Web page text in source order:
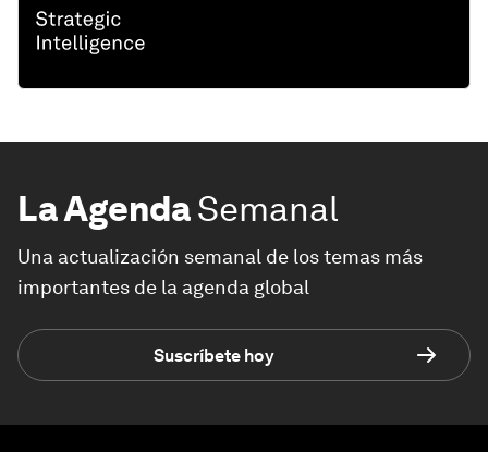
La AgendaSemanal
Una actualización semanal de los temas más
importantes de la agenda global
Suscríbete hoy